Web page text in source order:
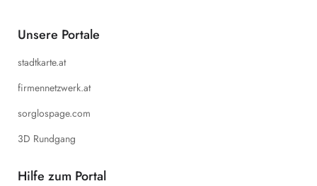
Unsere Portale
stadtkarte.at
firmennetzwerk.at
sorglospage.com
3D Rundgang
Hilfe zum Portal